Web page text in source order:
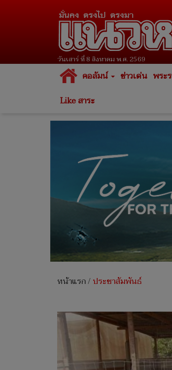
วันเสาร์ ที่ 8 สิงหาคม พ.ศ. 2569
คอลัมน์ ข่าวเด่น พระ
Like สาระ
หน้าแรก/ประชาสัมพันธ์